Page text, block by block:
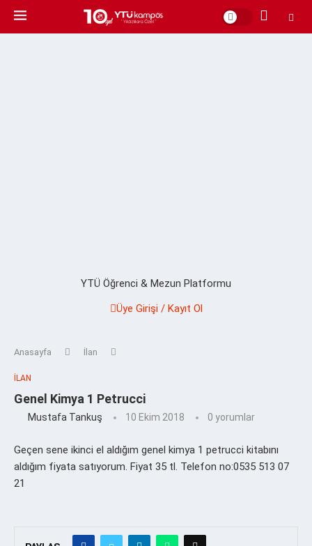
YTÜ Öğrenci & Mezun Platformu
Üye Girişi / Kayıt Ol
Anasayfa İlan
İLAN
Genel Kimya 1 Petrucci
Mustafa Tankuş 10 Ekim 2018 0 yorumlar
Geçen sene ikinci el aldığım genel kimya 1 petrucci kitabını
aldığım fiyata satıyorum. Fiyat 35 tl. Telefon no:0535 513 07
21